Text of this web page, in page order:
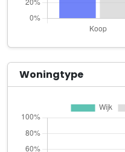
Lange Vonder 84
Founder Falk
Itai Verhoeckx
Kometensingel 176
Zuideinde 387 E
J.R. de Ligt Beheer B.V.
Woningtype